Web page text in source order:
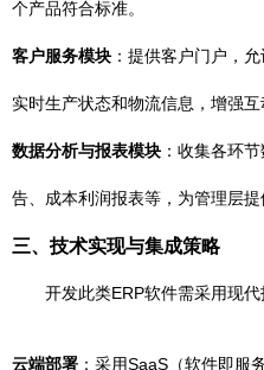
个产品符合标准。
客户服务模块 ：提供客户门户，
实时生产状态和物流信息，增强互
数据分析与报表模块 ：收集各环
告、成本利润报表等，为管理层提
三、技术实现与集成策略
开发此类ERP软件需采用现代
云端部署 ：采用SaaS（软件即服